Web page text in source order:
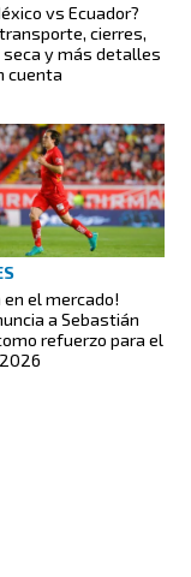
vs Ecuador?
cierres,
seca y más detalles
cuenta
en el mercado!
a Sebastián
refuerzo para el